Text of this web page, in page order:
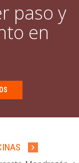
paso y
en